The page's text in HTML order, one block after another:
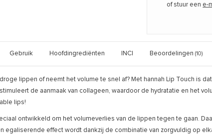
of stuur een e-
Gebruik Hoofdingrediënten INCI Beoordelingen (10)
lippen of neemt het volume te snel af? Met hannah Lip Touch is
de aanmaak van collageen, waardoor de hydratatie en het
lips!
ontwikkeld om het volumeverlies van de lippen tegen te gaan.
egaliserende effect wordt dankzij de combinatie van zorgvuldig op